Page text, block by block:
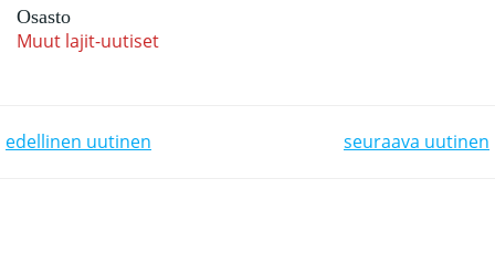
Osasto
Muut lajit-uutiset
edellinen uutinen seuraava uutinen